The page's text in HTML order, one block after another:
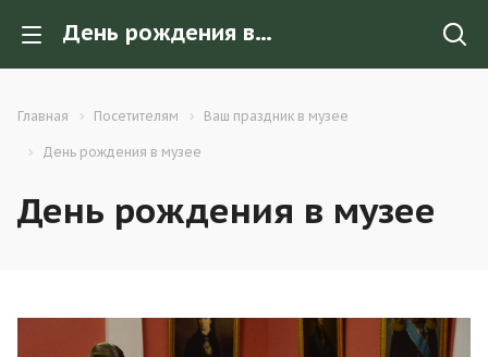
День рождения в музее
Главная Посетителям Ваш праздник в музее
День рождения в музее
День рождения в музее